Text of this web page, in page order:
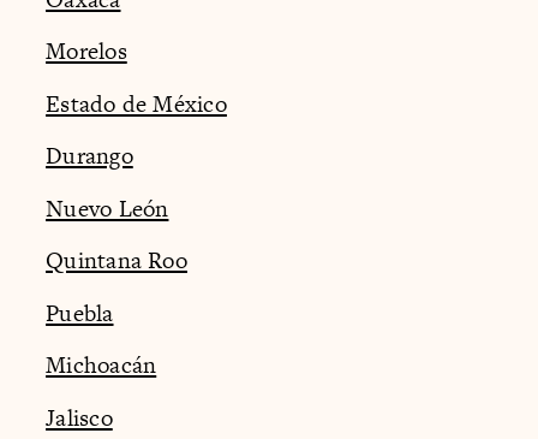
Morelos
Estado de México
Durango
Nuevo León
Quintana Roo
Puebla
Michoacán
Jalisco